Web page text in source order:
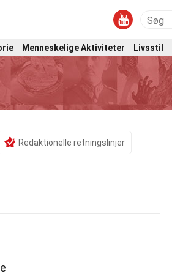
Menneskelige Aktiviteter Livsstil
Redaktionelle retningslinjer